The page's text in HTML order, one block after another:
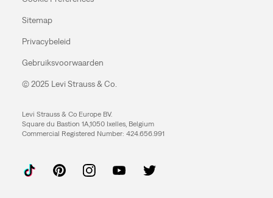
Sitemap
Privacybeleid
Gebruiksvoorwaarden
© 2025 Levi Strauss & Co.
Levi Strauss & Co Europe BV.
Square du Bastion 1A,1050 Ixelles, Belgium
Commercial Registered Number: 424.656.991